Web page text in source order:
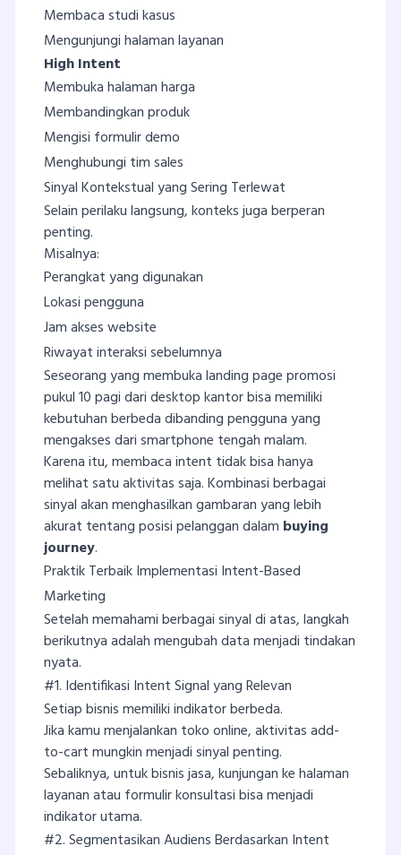
Membaca studi kasus
Mengunjungi halaman layanan
High Intent
Membuka halaman harga
Membandingkan produk
Mengisi formulir demo
Menghubungi tim sales
Sinyal Kontekstual yang Sering Terlewat
Selain perilaku langsung, konteks juga berperan
penting.
Misalnya:
Perangkat yang digunakan
Lokasi pengguna
Jam akses website
Riwayat interaksi sebelumnya
Seseorang yang membuka landing page promosi
pukul 10 pagi dari desktop kantor bisa memiliki
kebutuhan berbeda dibanding pengguna yang
mengakses dari smartphone tengah malam.
Karena itu, membaca intent tidak bisa hanya
melihat satu aktivitas saja. Kombinasi berbagai
sinyal akan menghasilkan gambaran yang lebih
akurat tentang posisi pelanggan dalam buying
journey.
Praktik Terbaik Implementasi Intent-Based
Marketing
Setelah memahami berbagai sinyal di atas, langkah
berikutnya adalah mengubah data menjadi tindakan
nyata.
#1. Identifikasi Intent Signal yang Relevan
Setiap bisnis memiliki indikator berbeda.
Jika kamu menjalankan toko online, aktivitas add-
to-cart mungkin menjadi sinyal penting.
Sebaliknya, untuk bisnis jasa, kunjungan ke halaman
layanan atau formulir konsultasi bisa menjadi
indikator utama.
#2. Segmentasikan Audiens Berdasarkan Intent